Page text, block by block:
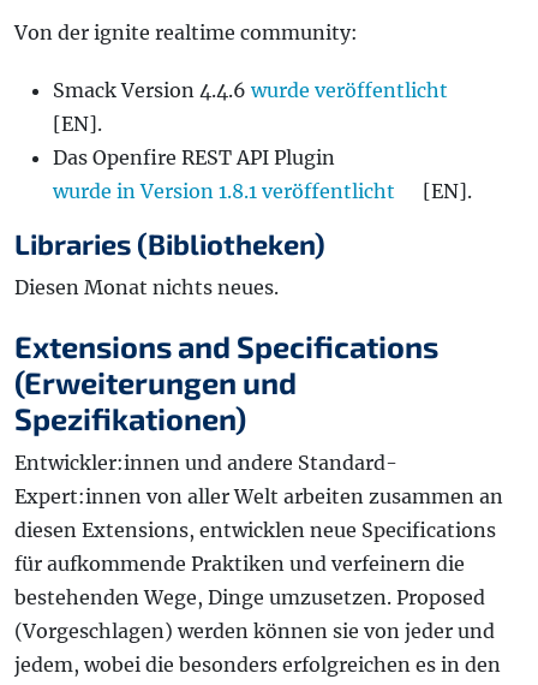
Von der ignite realtime community:
Smack Version 4.4.6wurde veröffentlicht
[EN].
Das Openfire REST API Plugin
wurde in Version 1.8.1 veröffentlicht
[EN].
Libraries (Bibliotheken)
Diesen Monat nichts neues.
Extensions and Specifications
(Erweiterungen und
Spezifikationen)
Entwickler:innen und andere Standard-
Expert:innen von aller Welt arbeiten zusammen an
diesen Extensions, entwicklen neue Specifications
für aufkommende Praktiken und verfeinern die
bestehenden Wege, Dinge umzusetzen. Proposed
(Vorgeschlagen) werden können sie von jeder und
jedem, wobei die besonders erfolgreichen es in den